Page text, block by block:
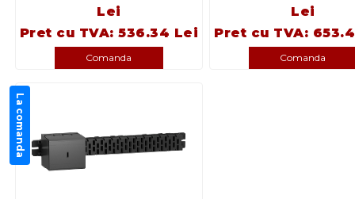
Lei
Pret cu TVA: 536.34 Lei
Comanda
Lei
Pret cu TVA:
Comanda
La comanda